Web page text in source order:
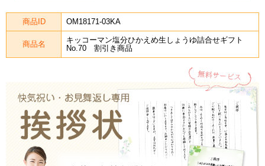
商品ID OM18171-03KA
商品名
キッコーマン塩分ひかえめ生しょうゆ詰合せギフト
No.70 割引き商品